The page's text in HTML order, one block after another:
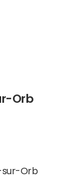
Orb
sur-Orb